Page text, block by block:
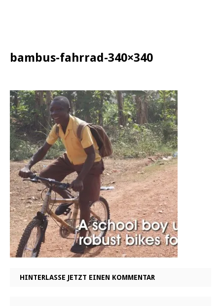
bambus-fahrrad-340×340
HINTERLASSE JETZT EINEN KOMMENTAR